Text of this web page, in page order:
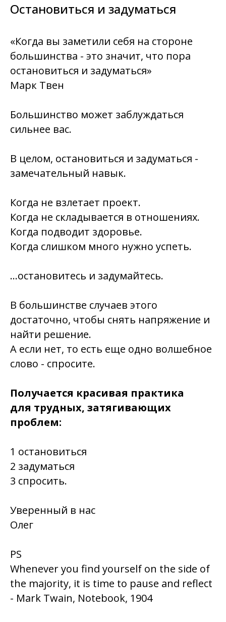
Остановиться и задуматься
«Когда вы заметили себя на стороне
большинства - это значит, что пора
остановиться и задуматься»
Марк Твен
Большинство может заблуждаться
сильнее вас.
В целом, остановиться и задуматься -
замечательный навык.
Когда не взлетает проект.
Когда не складывается в отношениях.
Когда подводит здоровье.
Когда слишком много нужно успеть.
…остановитесь и задумайтесь.
В большинстве случаев этого
достаточно, чтобы снять напряжение и
найти решение.
А если нет, то есть еще одно волшебное
слово - спросите.
Получается красивая практика
для трудных, затягивающих
проблем:
1 остановиться
2 задуматься
3 спросить.
Уверенный в нас
Олег
PS
Whenever you find yourself on the side of
the majority, it is time to pause and reflect
- Mark Twain, Notebook, 1904